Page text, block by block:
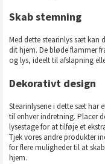
Skab stemning
Med dette stearinlys sæt kan
dit hjem. De bløde flammer
og lys, ideelt til afslapning
Dekorativt design
Stearinlysene i dette sæt har
til enhver indretning. Placer
lysestage for at tilføje et
Tjek vores andre produkter
for flere muligheder til at
hjem.